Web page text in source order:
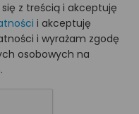
z treścią i akceptuję
i akceptuję
i wyrażam zgodę
osobowych na